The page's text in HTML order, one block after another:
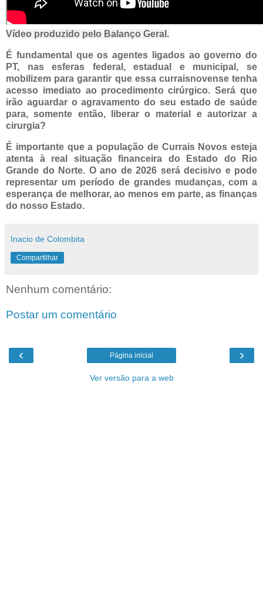
Vídeo produzido pelo Balanço Geral.
É fundamental que os agentes ligados ao governo do
PT, nas esferas federal, estadual e municipal, se
mobilizem para garantir que essa curraisnovense tenha
acesso imediato ao procedimento cirúrgico. Será que
irão aguardar o agravamento do seu estado de saúde
para, somente então, liberar o material e autorizar a
cirurgia?
É importante que a população de Currais Novos esteja
atenta à real situação financeira do Estado do Rio
Grande do Norte. O ano de 2026 será decisivo e pode
representar um período de grandes mudanças, com a
esperança de melhorar, ao menos em parte, as finanças
do nosso Estado.
Inacio de Colombita
Compartilhar
Nenhum comentário:
Postar um comentário
‹ ›
Página inicial
Ver versão para a web